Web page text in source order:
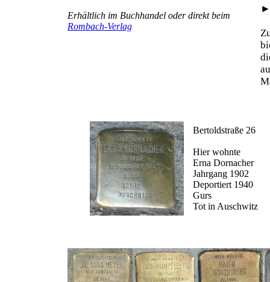
Erhältlich im Buchhandel oder direkt beim
Rombach-Verlag
Bertoldstraße 26
Hier wohnte
Erna Dornacher
Jahrgang 1902
Deportiert 1940
Gurs
Tot in Auschwitz